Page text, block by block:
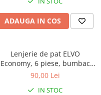
ADAUGA IN COS
Lenjerie de pat ELVO
Economy, 6 piese, bumbac
policoton, neagra, cu papadii
90,00 Lei
IN STOC